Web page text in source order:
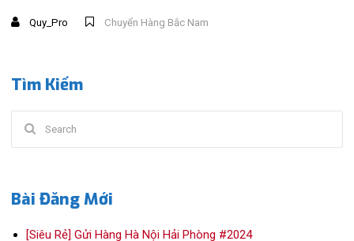
Quy_Pro Chuyển Hàng Bắc Nam
Tìm Kiếm
Bài Đăng Mới
[Siêu Rẻ] Gửi Hàng Hà Nội Hải Phòng #2024